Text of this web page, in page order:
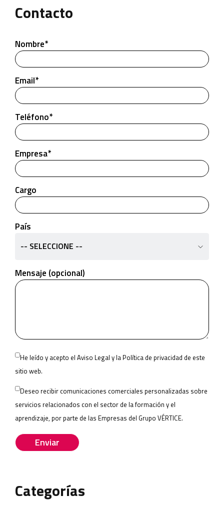
Contacto
Nombre*
Email*
Teléfono*
Empresa*
Cargo
País
-- SELECCIONE --
Mensaje (opcional)
Please
field
empty.
He leído y acepto el Aviso Legal y la Política de privacidad de este
sitio web.
Deseo recibir comunicaciones comerciales personalizadas sobre
servicios relacionados con el sector de la formación y el
aprendizaje, por parte de las Empresas del Grupo VÉRTICE.
Categorías